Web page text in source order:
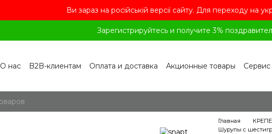
Ви зараз на російській версії сайту. Для переходу на
Зарегистрируйтесь и получите 3%
О нас B2B-клиентам Оплата и доставка Акционные товары
Сервис
Главная
Шурупы с